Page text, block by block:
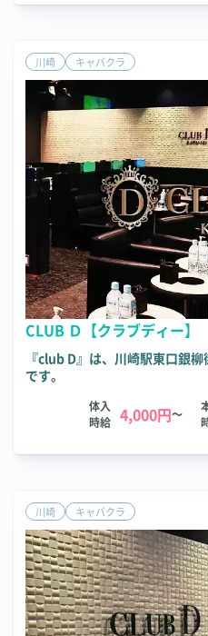
川崎 キャバクラ
CLUB Ｄ【クラブディー】
『club D』は、川崎駅東口銀
です。
体入
時給 4,000円～
川崎 キャバクラ